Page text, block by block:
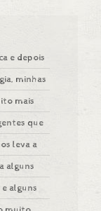
e depois
minhas
mais
que
leva a
alguns
alguns